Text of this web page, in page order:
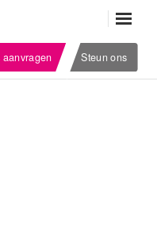
aanvragen Steun ons